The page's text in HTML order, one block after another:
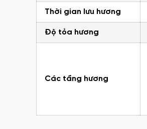
Thời gian lưu hương
Độ tỏa hương
Các tầng hương